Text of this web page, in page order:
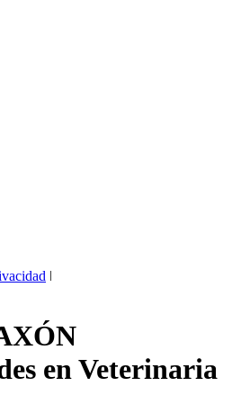
ǀ
en Veterinaria